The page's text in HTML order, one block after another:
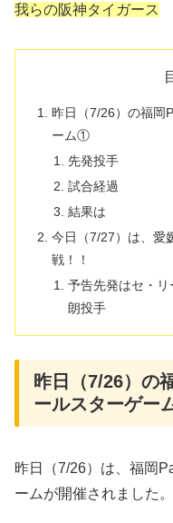
我らの阪神タイガース
昨日（7/26）の福岡
ーム①
先発投手
試合経過
結果は
今日（7/27）は、愛
戦！！
予告先発はセ・
朗投手
昨日（7/26）の
ールスターゲー
昨日（7/26）は、福岡
ームが開催されました。